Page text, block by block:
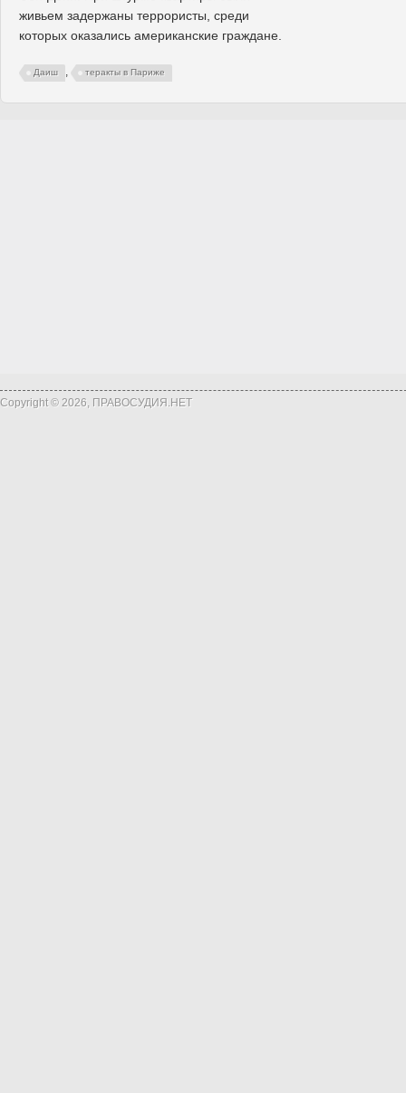
живьем задержаны террористы, среди
которых оказались американские граждане.
Даиш , теракты в Париже
Copyright © 2026, ПРАВОСУДИЯ.НЕТ